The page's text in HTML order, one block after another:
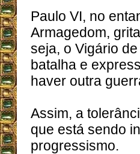
Paulo VI, no
Armagedom,
seja, o Vigário
batalha e
haver outra
Assim, a
que está sendo
progressismo.